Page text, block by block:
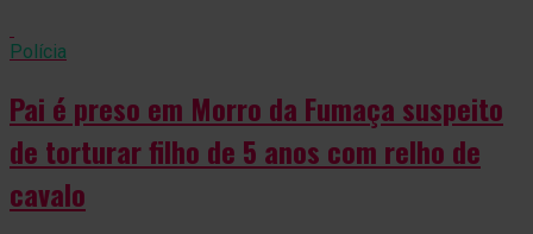
Polícia
Pai é preso em Morro da Fumaça suspeito
de torturar filho de 5 anos com relho de
cavalo